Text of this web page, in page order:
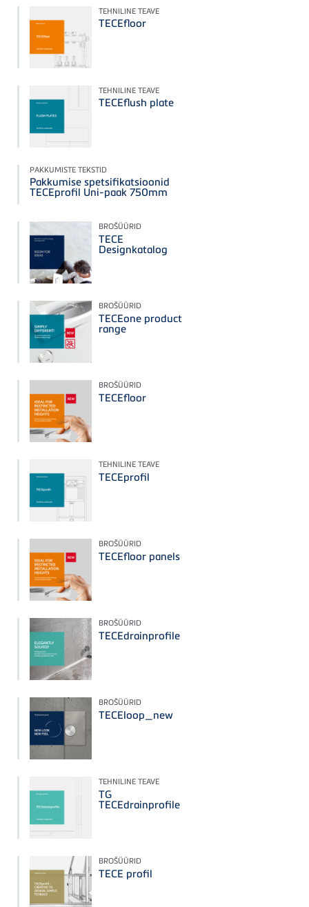
TEHNILINE TEAVE
TECEfloor
TEHNILINE TEAVE
TECEflush plate
PAKKUMISTE TEKSTID
Pakkumise spetsifikatsioonid
TECEprofil Uni-paak 750mm
BROŠÜÜRID
TECE
Designkatalog
BROŠÜÜRID
TECEone product
range
BROŠÜÜRID
TECEfloor
TEHNILINE TEAVE
TECEprofil
BROŠÜÜRID
TECEfloor panels
BROŠÜÜRID
TECEdrainprofile
BROŠÜÜRID
TECEloop_new
TEHNILINE TEAVE
TG
TECEdrainprofile
BROŠÜÜRID
TECE profil